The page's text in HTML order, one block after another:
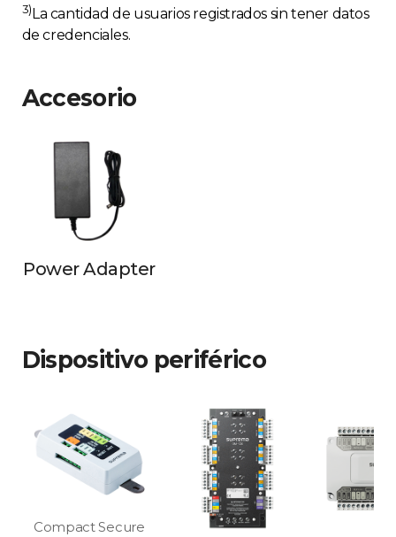
3)La cantidad de usuarios registrados sin tener datos
de credenciales.
Accesorio
Power Adapter
Dispositivo periférico
Compact Secure